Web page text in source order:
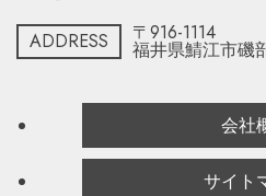
ADDRESS 〒916-1114
福井県鯖江市磯
会社
サイト